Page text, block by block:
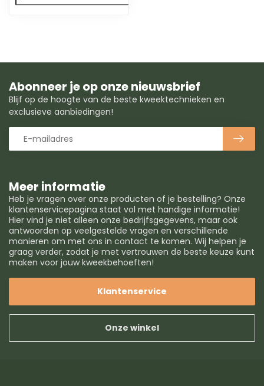
Meer informatie
Heb je vragen over onze producten of je bestelling? Onze
klantenservicepagina staat vol met handige informatie!
Hier vind je niet alleen onze bedrijfsgegevens, maar ook
antwoorden op veelgestelde vragen en verschillende
manieren om met ons in contact te komen. Wij helpen je
graag verder, zodat je met vertrouwen de beste keuze kunt
maken voor jouw kweekbehoeften!
Klantenservice
Onze winkel
Abonneer je op onze nieuwsbrief
Blijf op de hoogte van de beste kweektechnieken en
exclusieve aanbiedingen!